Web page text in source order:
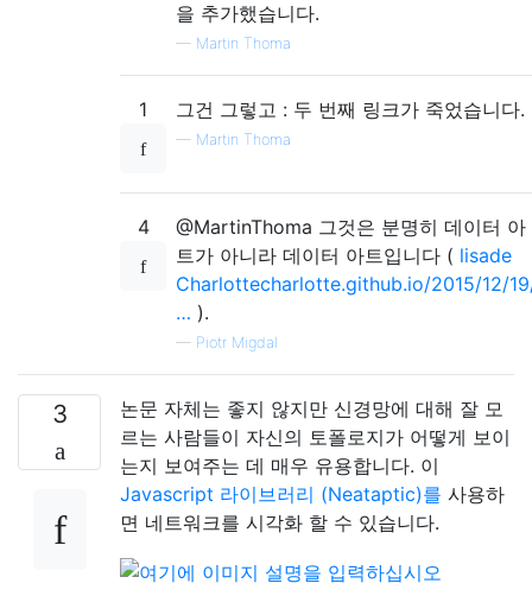
을 추가했습니다.
— Martin Thoma
1 그건 그렇고 : 두 번째 링크가 죽었습니다.
— Martin Thoma
4
@MartinThoma 그것은 분명히 데이터 아
트가 아니라 데이터 아트입니다 ( lisade
Charlottecharlotte.github.io/2015/12/
… ).
— Piotr Migdal
3
논문 자체는 좋지 않지만 신경망에 대해 잘 모
르는 사람들이 자신의 토폴로지가 어떻게 보이
는지 보여주는 데 매우 유용합니다. 이
Javascript 라이브러리 (Neataptic)를 사용하
면 네트워크를 시각화 할 수 있습니다.